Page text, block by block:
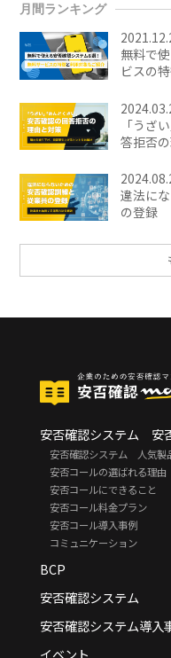
月間ランキング
無料で
ビスの
「うざ
答拒否
違法に
の登録
安否確認システム 安
安否確認システム 人気製
安否コールの選ばれる理由
安否コールにできること
安否コール料金プラン
安否コール導入事例
コミュニケーション
BCP
安否確認システム
安否確認システム導入